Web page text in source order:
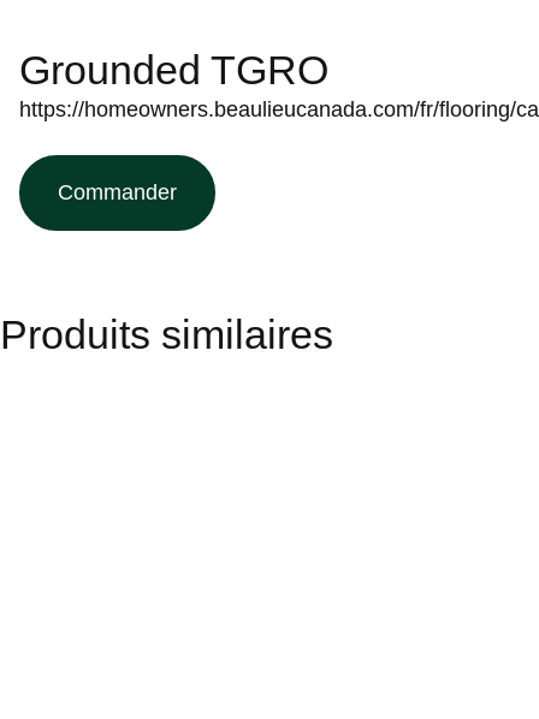
Grounded TGRO
https://homeowners.beaulieucanada.com/fr/flooring/
Commander
Produits similaires